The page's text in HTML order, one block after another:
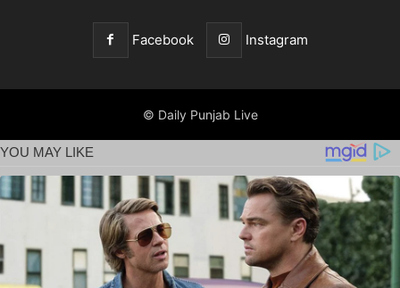
Facebook Instagram
© Daily Punjab Live